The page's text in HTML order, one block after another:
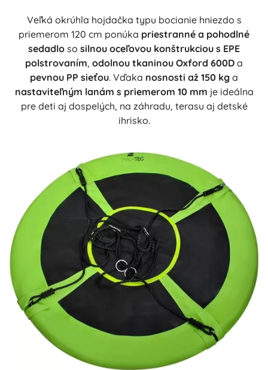
Veľká okrúhla hojdačka typu bocianie hniezdo s
priemerom 120 cm ponúka priestranné a pohodlné
sedadlo so silnou oceľovou konštrukciou s EPE
polstrovaním, odolnou tkaninou Oxford 600D a
pevnou PP sieťou. Vďaka nosnosti až 150 kg a
nastaviteľným lanám s priemerom 10 mm je ideálna
pre deti aj dospelých, na záhradu, terasu aj detské
ihrisko.